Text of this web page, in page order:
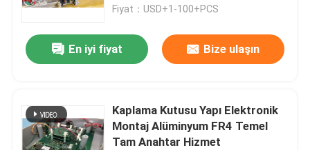
Ürünler
Fiyat：USD+1-100+PCS
En iyi fiyat Bize ulaşın
Kaplama Kutusu Yapı Elektronik
Montaj Alüminyum FR4 Temel
Tam Anahtar Hizmet